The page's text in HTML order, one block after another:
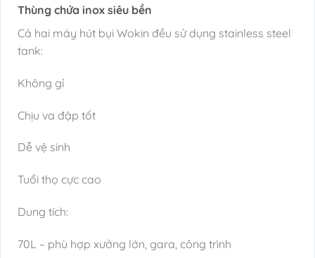
Thùng chứa inox siêu bền
Cả hai máy hút bụi Wokin đều sử dụng stainless steel
tank:
Không gỉ
Chịu va đập tốt
Dễ vệ sinh
Tuổi thọ cực cao
Dung tích:
70L – phù hợp xưởng lớn, gara, công trình